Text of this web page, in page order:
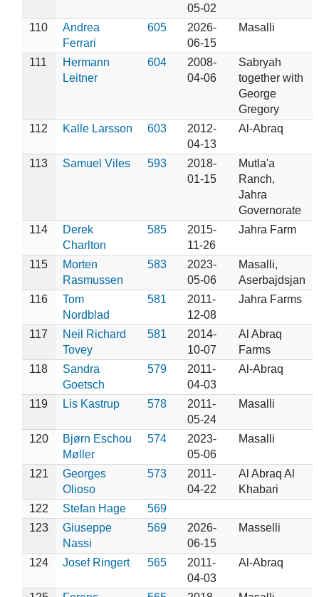
05-02
110
Andrea
Ferrari
605
2026-
06-15
Masalli
111
Hermann
Leitner
604
2008-
04-06
Sabryah
together with
George
Gregory
112
Kalle Larsson 603
2012-
04-13
Al-Abraq
113 Samuel Viles 593
2018-
01-15
Mutla'a
Ranch,
Jahra
Governorate
114
Derek
Charlton
585
2015-
11-26
Jahra Farm
115
Morten
Rasmussen
583
2023-
05-06
Masalli,
Aserbajdsjan
116
Tom
Nordblad
581
2011-
12-08
Jahra Farms
117
Neil Richard
Tovey
581
2014-
10-07
Al Abraq
Farms
118
Sandra
Goetsch
579
2011-
04-03
Al-Abraq
119 Lis Kastrup 578
2011-
05-24
Masalli
120
Bjørn Eschou
Møller
574
2023-
05-06
Masalli
121
Georges
Olioso
573
2011-
04-22
Al Abraq Al
Khabari
122
Stefan Hage
569
123
Giuseppe
Nassi
569
2026-
06-15
Masselli
124 Josef Ringert 565
2011-
04-03
Al-Abraq